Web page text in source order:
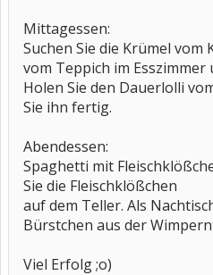
Mittagessen:
Suchen Sie die Krümel
vom Teppich im Esszimmer
Holen Sie den Dauerlolli
Sie ihn fertig.
Abendessen:
Spaghetti mit
Sie die Fleischklößchen
auf dem Teller. Als
Bürstchen aus der
Viel Erfolg ;o)